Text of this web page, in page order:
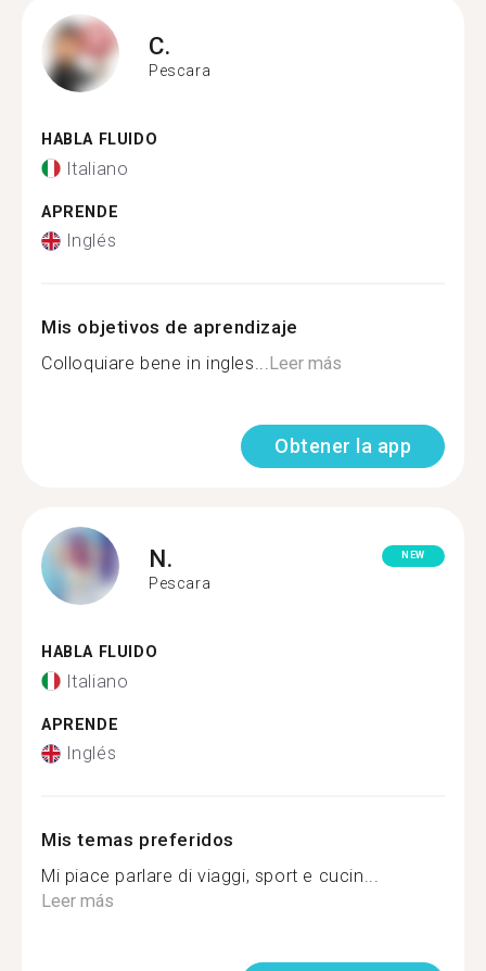
C.
Pescara
HABLA FLUIDO
Italiano
APRENDE
Inglés
Mis objetivos de aprendizaje
Colloquiare bene in ingles...Leer más
Obtener la app
N.
Pescara
NEW
HABLA FLUIDO
Italiano
APRENDE
Inglés
Mis temas preferidos
Mi piace parlare di viaggi, sport e cucin...
Leer más